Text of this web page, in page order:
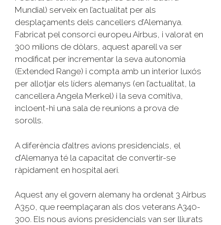
Mundial) serveix en l’actualitat per als
desplaçaments dels cancellers d’Alemanya.
Fabricat pel consorci europeu Airbus, i valorat en
300 milions de dòlars, aquest aparell va ser
modificat per incrementar la seva autonomia
(Extended Range) i compta amb un interior luxós
per allotjar els líders alemanys (en l’actualitat, la
cancellera Angela Merkel) i la seva comitiva,
incloent-hi una sala de reunions a prova de
sorolls.
A diferència d’altres avions presidencials, el
d’Alemanya té la capacitat de convertir-se
ràpidament en hospital aeri.
Aquest any el govern alemany ha ordenat 3 Airbus
A350, que reemplaçaran als dos veterans A340-
300. Els nous avions presidencials van ser lliurats